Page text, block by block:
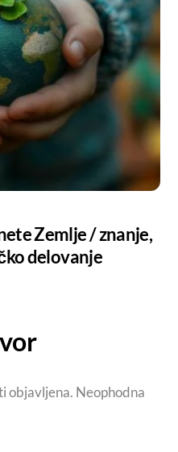
Zemlje / znanje,
delovanje
objavljena. Neophodna